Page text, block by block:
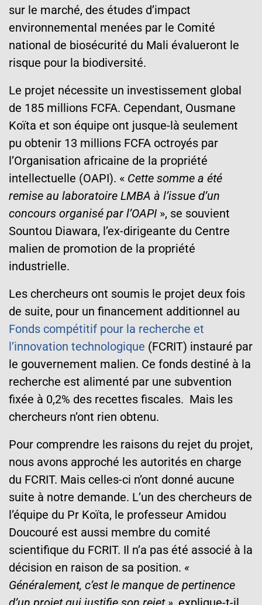
sur le marché, des études d’impact
environnemental menées par le Comité
national de biosécurité du Mali évalueront le
risque pour la biodiversité.
Le projet nécessite un investissement global
de 185 millions FCFA. Cependant, Ousmane
Koïta et son équipe ont jusque-là seulement
pu obtenir 13 millions FCFA octroyés par
l’Organisation africaine de la propriété
intellectuelle (OAPI). « Cette somme a été
remise au laboratoire LMBA à l’issue d’un
concours organisé par l’OAPI », se souvient
Sountou Diawara, l’ex-dirigeante du Centre
malien de promotion de la propriété
industrielle.
Les chercheurs ont soumis le projet deux fois
de suite, pour un financement additionnel au
Fonds compétitif pour la recherche et
l’innovation technologique (FCRIT) instauré par
le gouvernement malien. Ce fonds destiné à la
recherche est alimenté par une subvention
fixée à 0,2% des recettes fiscales. Mais les
chercheurs n’ont rien obtenu.
Pour comprendre les raisons du rejet du projet,
nous avons approché les autorités en charge
du FCRIT. Mais celles-ci n’ont donné aucune
suite à notre demande. L’un des chercheurs de
l’équipe du Pr Koïta, le professeur Amidou
Doucouré est aussi membre du comité
scientifique du FCRIT. Il n’a pas été associé à la
décision en raison de sa position. «
Généralement, c’est le manque de pertinence